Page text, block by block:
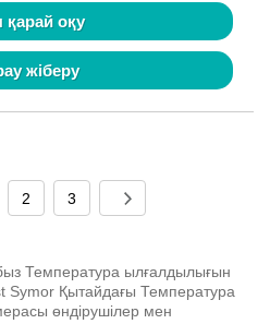
оқу
жіберу
2 3
Температура ылғалдылығын
Symor Қытайдағы Температура
өндірушілер мен